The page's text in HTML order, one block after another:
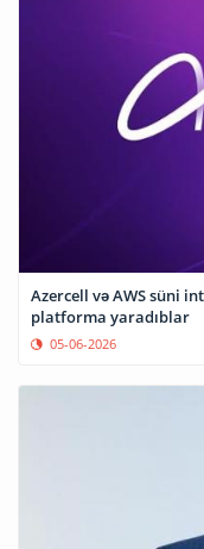
Azercell və AWS süni
platforma yaradıblar
05-06-2026